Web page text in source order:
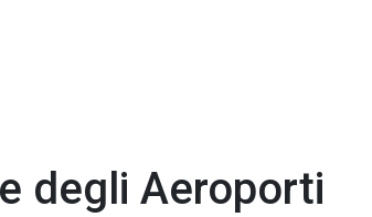
degli Aeroporti